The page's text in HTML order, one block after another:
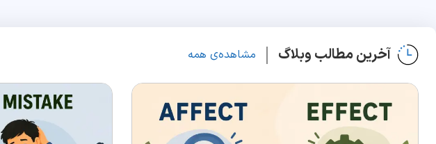
آخرین مطالب وبلاگ مشاهده‌ی همه